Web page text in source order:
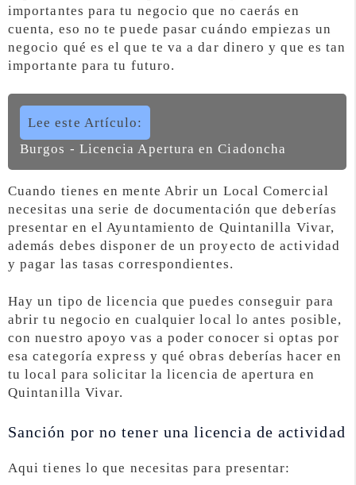
importantes para tu negocio que no caerás en
cuenta, eso no te puede pasar cuándo empiezas un
negocio qué es el que te va a dar dinero y que es tan
importante para tu futuro.
Lee este Artículo:
Burgos - Licencia Apertura en Ciadoncha
Cuando tienes en mente Abrir un Local Comercial
necesitas una serie de documentación que deberías
presentar en el Ayuntamiento de Quintanilla Vivar,
además debes disponer de un proyecto de actividad
y pagar las tasas correspondientes.
Hay un tipo de licencia que puedes conseguir para
abrir tu negocio en cualquier local lo antes posible,
con nuestro apoyo vas a poder conocer si optas por
esa categoría express y qué obras deberías hacer en
tu local para solicitar la licencia de apertura en
Quintanilla Vivar.
Sanción por no tener una licencia de actividad
Aqui tienes lo que necesitas para presentar: